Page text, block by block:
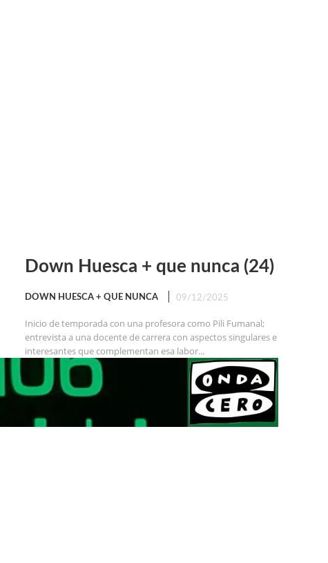
Down Huesca + que nunca (24)
DOWN HUESCA + QUE NUNCA 09/12/2025
Inicio de temporada con una profesora como Pili Fumanal;
entrevista a una docente de carrera con aspectos singulares e
interesantes que complementan esa labor...